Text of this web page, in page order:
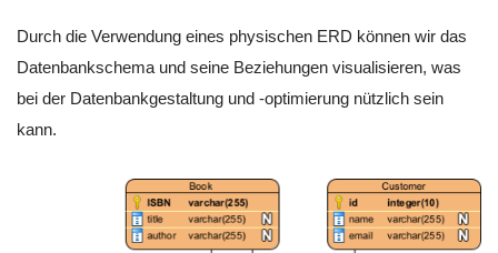
Durch die Verwendung eines physischen ERD können wir das
Datenbankschema und seine Beziehungen visualisieren, was
bei der Datenbankgestaltung und -optimierung nützlich sein
kann.